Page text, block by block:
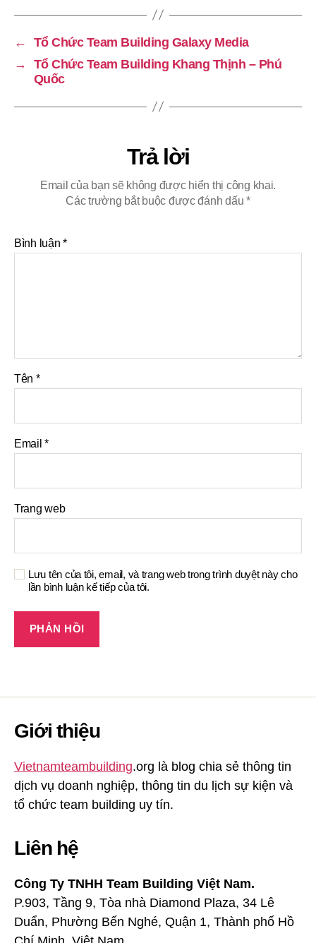
←
Tổ Chức Team Building Galaxy Media
→
Tổ Chức Team Building Khang Thịnh – Phú
Quốc
Trả lời
Email của bạn sẽ không được hiển thị công khai.
Các trường bắt buộc được đánh dấu*
Bình luận*
Tên *
Email*
Trang web
Lưu tên của tôi, email, và trang web trong trình duyệt này cho
lần bình luận kế tiếp của tôi.
Giới thiệu
Vietnamteambuilding.org là blog chia sẻ thông tin
dịch vụ doanh nghiệp, thông tin du lịch sự kiện và
tổ chức team building uy tín.
Liên hệ
Công Ty TNHH Team Building Việt Nam.
P.903, Tầng 9, Tòa nhà Diamond Plaza, 34 Lê
Duẩn, Phường Bến Nghé, Quận 1, Thành phố Hồ